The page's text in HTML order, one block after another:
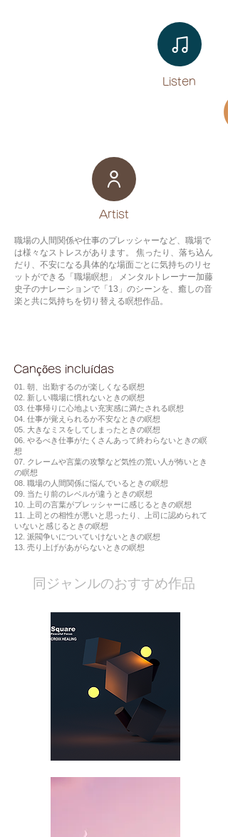
Listen​
​Artist
職場の人間関係や仕事のプレッシャーなど、職場で
は様々なストレスがあります。 焦ったり、落ち込ん
だり、不安になる具体的な場面ごとに気持ちのリセ
ットができる「職場瞑想」 メンタルトレーナー加藤
史子のナレーションで「13」のシーンを、癒しの音
楽と共に気持ちを切り替える瞑想作品。
Canções incluídas
01. 朝、出勤するのが楽しくなる瞑想
02. 新しい職場に慣れないときの瞑想
03. 仕事帰りに心地よい充実感に満たされる瞑想
04. 仕事が覚えられるか不安なときの瞑想
05. 大きなミスをしてしまったときの瞑想
06. やるべき仕事がたくさんあって終わらないときの瞑
想
07. クレームや言葉の攻撃など気性の荒い人が怖いとき
の瞑想
08. 職場の人間関係に悩んでいるときの瞑想
09. 当たり前のレベルが違うときの瞑想
10. 上司の言葉がプレッシャーに感じるときの瞑想
11. 上司との相性が悪いと思ったり、上司に認められて
いないと感じるときの瞑想
12. 派閥争いについていけないときの瞑想
13. 売り上げがあがらないときの瞑想
​同ジャンルのおすすめ作品